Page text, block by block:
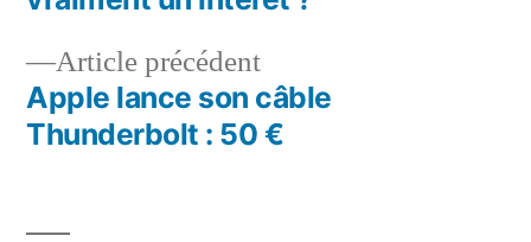
l’article
Article précédentArticle
précédent :
Apple lance son câble
Thunderbolt : 50 €